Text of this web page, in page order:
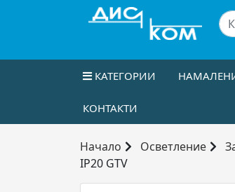
КАТЕГОРИИ
КОНТАКТИ
Начало Осветление
IP20 GTV